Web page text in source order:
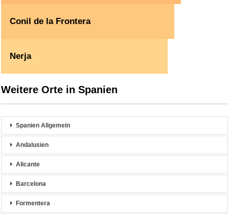
Conil de la Frontera
Nerja
Weitere Orte in Spanien
Spanien Allgemein
Andalusien
Alicante
Barcelona
Formentera